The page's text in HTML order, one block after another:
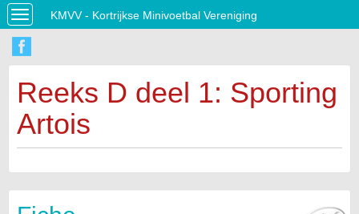
Toggle
navigation
KMVV - Kortrijkse Minivoetbal Vereniging
Reeks D deel 1: Sporting
Artois